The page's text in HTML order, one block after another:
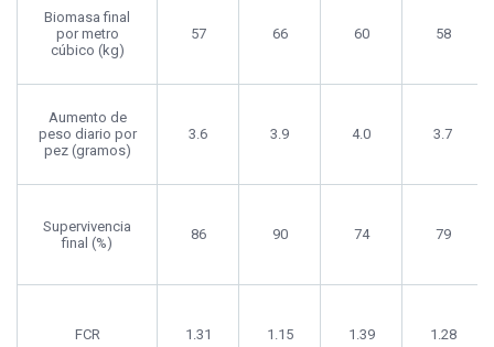
Biomasa final
por metro
cúbico (kg)
57 66 60 58
Aumento de
peso diario por
pez (gramos)
3.6 3.9 4.0 3.7
Supervivencia
final (%)
86 90 74 79
FCR 1.31 1.15 1.39 1.28